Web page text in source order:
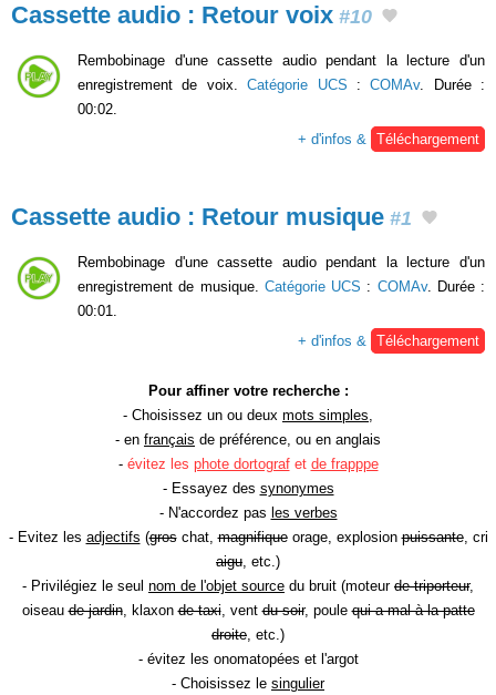
Cassette audio : Retour voix #10
Rembobinage d'une cassette audio pendant la lecture d'un
enregistrement de voix.Catégorie UCS :COMAv. Durée :
00:02.
+ d'infos &
Téléchargement
Cassette audio : Retour musique #1
Rembobinage d'une cassette audio pendant la lecture d'un
enregistrement de musique. Catégorie UCS : COMAv. Durée :
00:01.
+ d'infos &
Téléchargement
Pour affiner votre recherche :
- Choisissez un ou deux mots simples
- en français de préférence, ou en anglais
- évitez les phote dortografet de frapppe
- Essayez des synonymes
- N'accordez pas les verbes
- Evitez les adjectifs (groschat,magnifiqueorage, explosionpuissante, cri
aigu , etc.)
- Privilégiez le seul nom de l'objet source du bruit (moteur de triporteur,
oiseaude jardin, klaxonde taxi, ventdu soir, poulequi a mal à la patte
droite , etc.)
- évitez les onomatopées et l'argot
- Choisissez le singulier